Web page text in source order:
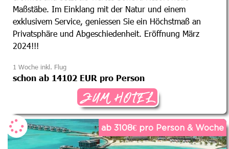
Maßstäbe. Im Einklang mit der Natur und einem
exklusivem Service, geniessen Sie ein Höchstmaß an
Privatsphäre und Abgeschiedenheit. Eröffnung März
2024!!!
1 Woche inkl. Flug
schon ab 14102 EUR pro Person
ZUM HOTEL
ab 3108€ pro Person & Woche